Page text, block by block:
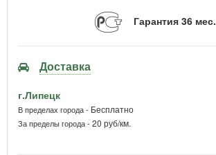
Гарантия 36 мес.
Доставка
г.Липецк
В пределах города - Бесплатно
За пределы города - 20 руб/км.